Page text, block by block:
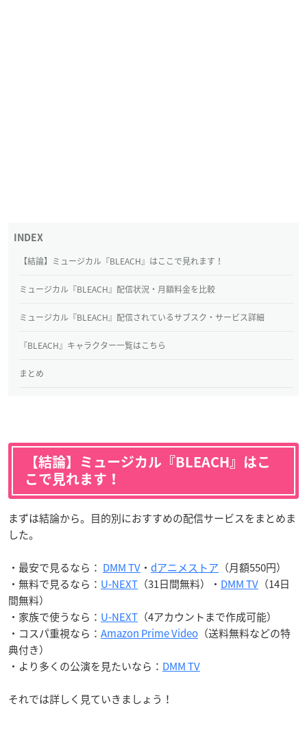
【結論】ミュージカル『BLEACH』はここで見れます！
ミュージカル『BLEACH』配信状況・月額料金を比較
ミュージカル『BLEACH』配信されているサブスク・サービス詳細
『BLEACH』キャラクター一覧はこちら
まとめ
【結論】ミュージカル『BLEACH』はこ
こで見れます！
まずは結論から。目的別におすすめの配信サービスをまとめま
した。
・最安で見るなら： DMM TV ・ dアニメストア （月額550円）
・無料で見るなら： U-NEXT （31日間無料）・ DMM TV （14日
間無料）
・家族で使うなら： U-NEXT （4アカウントまで作成可能）
・コスパ重視なら： Amazon Prime Video （送料無料などの特
典付き）
・より多くの公演を見たいなら： DMM TV
それでは詳しく見ていきましょう！